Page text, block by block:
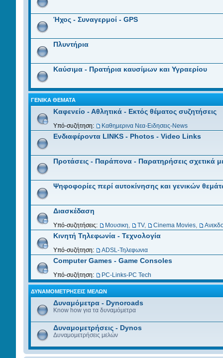
Ήχος - Συναγερμοί - GPS
Πλυντήρια
Καύσιμα - Πρατήρια καυσίμων και Υγραερίου
ΓΕΝΙΚΆ ΘΈΜΑΤΑ
Καφενείο - Αθλητικά - Εκτός θέματος συζητήσεις
Υπό-συζήτηση: Καθημερινα Νεα-Ειδησεις-News
Ενδιαφέροντα LINKS - Photos - Video Links
Προτάσεις - Παράπονα - Παρατηρήσεις σχετικά
Ψηφοφορίες περί αυτοκίνησης και γενικών
Διασκέδαση
Υπό-συζητήσεις: Μουσικη, TV, Cinema Movies,
Κινητή Τηλεφωνία - Τεχνολογία
Υπό-συζήτηση: ADSL-Τηλεφωνια
Computer Games - Game Consoles
Υπό-συζήτηση: PC-Links-PC Tech
ΔΥΝΑΜΟΜΕΤΡΉΣΕΙΣ ΜΕΛΏΝ
Δυναμόμετρα - Dynoroads
Know how για τα δυναμόμετρα
Δυναμομετρήσεις - Dynos
Δυναμομετρήσεις μελών